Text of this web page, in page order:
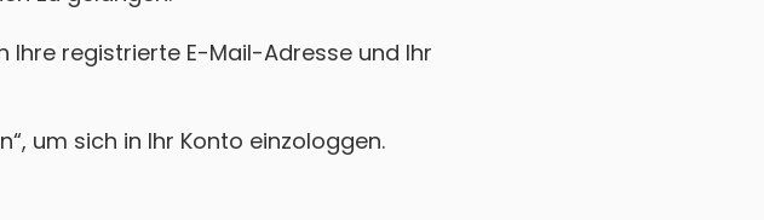
Ihre registrierte E-Mail-Adresse und Ihr
um sich in Ihr Konto einzologgen.